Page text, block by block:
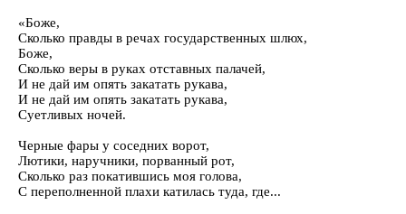
«Боже,
Сколько правды в речах государственных шлюх,
Боже,
Сколько веры в руках отставных палачей,
И не дай им опять закатать рукава,
И не дай им опять закатать рукава,
Суетливых ночей.
Черные фары у соседних ворот,
Лютики, наручники, порванный рот,
Сколько раз покатившись моя голова,
С переполненной плахи катилась туда, где...